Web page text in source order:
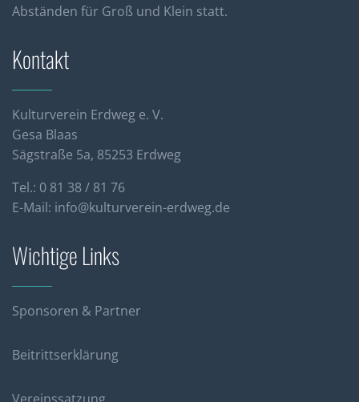
Abständen für Groß und Klein statt.
Kontakt
Kulturverein Erdweg e. V.
Gesa Blaas
Sägstraße 5a, 85253 Erdweg
Tel.: 0 81 38 / 81 76
E-Mail: info@kulturverein-erdweg.de
Wichtige Links
Sponsoren & Partner
Beitrittserklärung